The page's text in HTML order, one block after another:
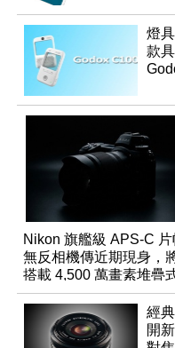
燈
款
Nikon 旗艦級 APS-C 片
無反相機傳近期現身，
搭載 4,500 萬畫素堆疊
感光元件？
經
開